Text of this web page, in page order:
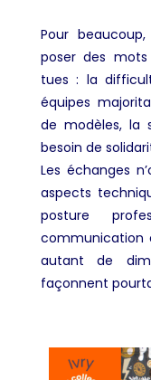
Pour
poser des
tues : la
équipes
de modèles, la
besoin de
Les échanges
aspects
posture
communication
autant de
façonnent